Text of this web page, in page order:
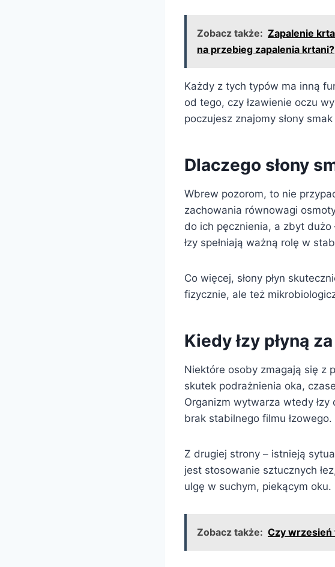
Zobacz także: Zapalenie
na przebieg zapalenia krtani?
Każdy z tych typów ma inną
od tego, czy łzawienie oczu
poczujesz znajomy słony smak
Dlaczego słony
Wbrew pozorom, to nie
zachowania równowagi
do ich pęcznienia, a zbyt
łzy spełniają ważną rolę w
Co więcej, słony płyn
fizycznie, ale też
Kiedy łzy płyną
Niektóre osoby zmagają się z
skutek podrażnienia oka,
Organizm wytwarza wtedy
brak stabilnego filmu łzowego.
Z drugiej strony – istnieją
jest stosowanie sztucznych
ulgę w suchym, piekącym oku.
Zobacz także: Czy wrzesień